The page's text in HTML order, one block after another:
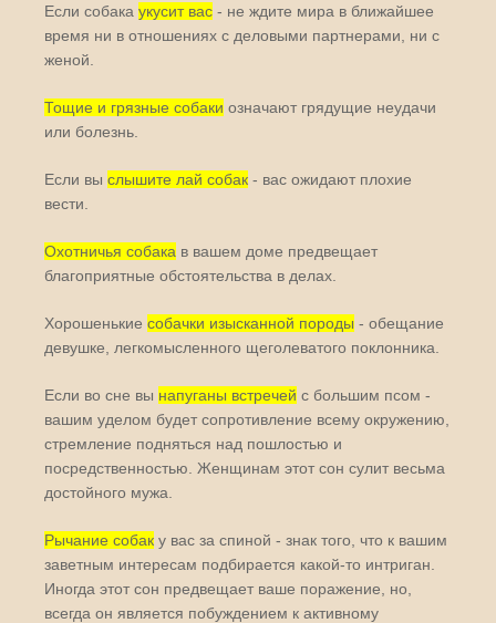
Если собака укусит вас - не ждите мира в ближайшее
время ни в отношениях с деловыми партнерами, ни с
женой.
Тощие и грязные собаки означают грядущие неудачи
или болезнь.
Если вы слышите лай собак - вас ожидают плохие
вести.
Охотничья собака в вашем доме предвещает
благоприятные обстоятельства в делах.
Хорошенькие собачки изысканной породы - обещание
девушке, легкомысленного щеголеватого поклонника.
Если во сне вы напуганы встречей с большим псом -
вашим уделом будет сопротивление всему окружению,
стремление подняться над пошлостью и
посредственностью. Женщинам этот сон сулит весьма
достойного мужа.
Рычание собак у вас за спиной - знак того, что к вашим
заветным интересам подбирается какой-то интриган.
Иногда этот сон предвещает ваше поражение, но,
всегда он является побуждением к активному